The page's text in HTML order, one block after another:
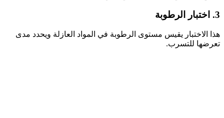
3. اختبار الرطوبة
هذا الاختبار يقيس مستوى الرطوبة في المواد العازلة ويحدد مدى
تعرضها للتسرب.